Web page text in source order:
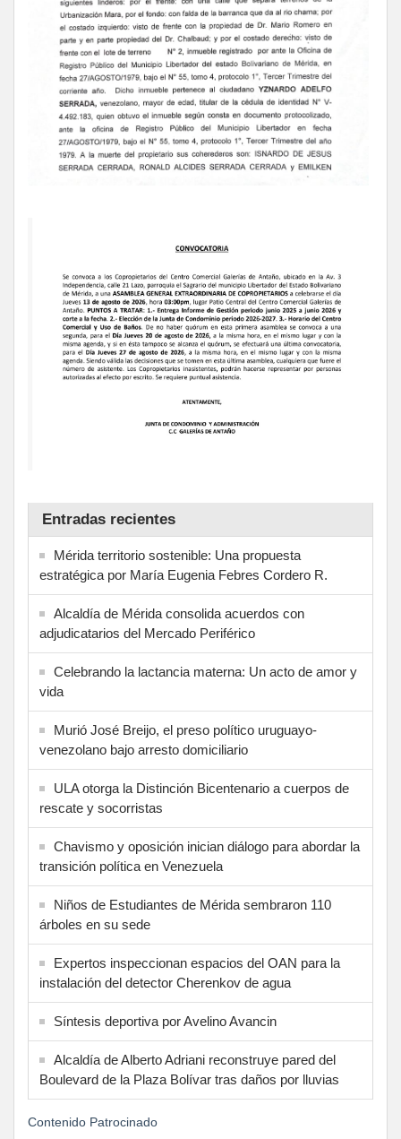
Entradas recientes
Mérida territorio sostenible: Una propuesta
estratégica por María Eugenia Febres Cordero R.
Alcaldía de Mérida consolida acuerdos con
adjudicatarios del Mercado Periférico
Celebrando la lactancia materna: Un acto de amor y
vida
Murió José Breijo, el preso político uruguayo-
venezolano bajo arresto domiciliario
ULA otorga la Distinción Bicentenario a cuerpos de
rescate y socorristas
Chavismo y oposición inician diálogo para abordar la
transición política en Venezuela
Niños de Estudiantes de Mérida sembraron 110
árboles en su sede
Expertos inspeccionan espacios del OAN para la
instalación del detector Cherenkov de agua
Síntesis deportiva por Avelino Avancin
Alcaldía de Alberto Adriani reconstruye pared del
Boulevard de la Plaza Bolívar tras daños por lluvias
Contenido Patrocinado